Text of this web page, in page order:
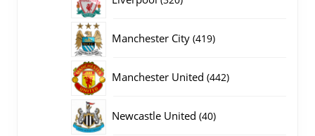
Manchester City 419419
Manchester United 442442
Newcastle United 4040